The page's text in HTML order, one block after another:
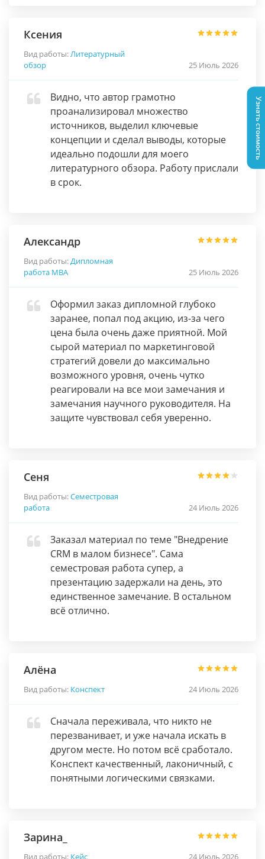
Ксения
Вид работы:Литературный
обзор
25 Июль 2026
Видно, что автор грамотно
проанализировал множество
источников, выделил ключевые
концепции и сделал выводы, которые
идеально подошли для моего
литературного обзора. Работу прислали
в срок.
Александр
Вид работы:Дипломная
работа МВА
25 Июль 2026
Оформил заказ дипломной глубоко
заранее, попал под акцию, из-за чего
цена была очень даже приятной. Мой
сырой материал по маркетинговой
стратегий довели до максимально
возможного уровня, очень чутко
реагировали на все мои замечания и
замечания научного руководителя. На
защите чувствовал себя уверенно.
Сеня
Вид работы:Семестровая
работа
24 Июль 2026
Заказал материал по теме "Внедрение
CRM в малом бизнесе". Сама
семестровая работа супер, а
презентацию задержали на день, это
единственное замечание. В остальном
всё отлично.
Алёна
Вид работы: Конспект 24 Июль 2026
Сначала переживала, что никто не
перезванивает, и уже начала искать в
другом месте. Но потом всё сработало.
Конспект качественный, лаконичный, с
понятными логическими связками.
Зарина_
Вид работы: Кейс 24 Июль 2026
Узнать стоимость